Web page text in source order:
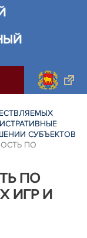
СУБЪЕКТОВ
ПО
ПО
ИГР И